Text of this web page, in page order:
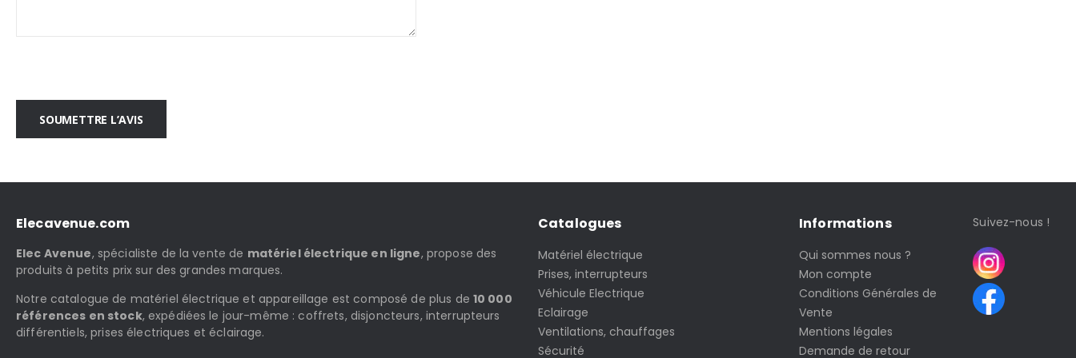
SOUMETTRE L’AVIS
Elecavenue.com
Elec Avenue, spécialiste de la vente de matériel électrique en ligne, propose des
produits à petits prix sur des grandes marques.
Notre catalogue de matériel électrique et appareillage est composé de plus de 10 000
références en stock, expédiées le jour-même : coffrets, disjoncteurs, interrupteurs
différentiels, prises électriques et éclairage.
Catalogues
Matériel électrique
Prises, interrupteurs
Véhicule Electrique
Eclairage
Ventilations, chauffages
Sécurité
Informations
Qui sommes nous ?
Mon compte
Conditions Générales de
Vente
Mentions légales
Demande de retour
Suivez-nous !